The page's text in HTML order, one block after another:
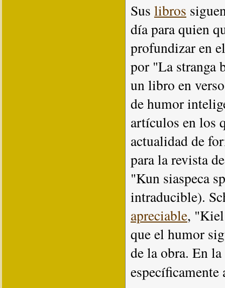
Sus libros
día para quien
profundizar en
por "La stranga
un libro en
de humor
artículos en los
actualidad de
para la revista
"Kun siaspeca
intraducible).
apreciable,
que el humor
de la obra. En